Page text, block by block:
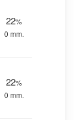
22%
0 mm.
22%
0 mm.